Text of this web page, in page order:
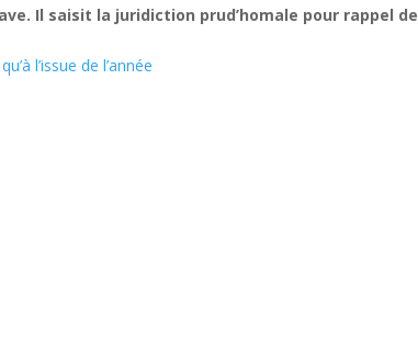
Il saisit la juridiction prud’homale pour rappel de
l’issue de l’année